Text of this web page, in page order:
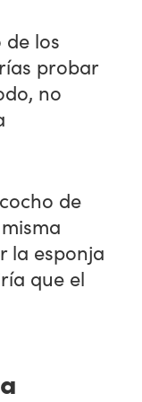
de los
probar
no
de
la esponja
que el